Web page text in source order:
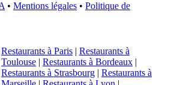
• Mentions légales • Politique de
Restaurants à Paris | Restaurants à
Toulouse | Restaurants à Bordeaux |
Restaurants à Strasbourg | Restaurants à